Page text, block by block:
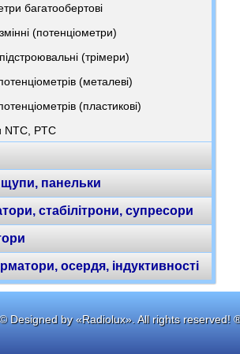
багатообертові
(потенціометри)
(трімери)
(металеві)
(пластикові)
NTC, PTC
панельки
стабілітрони, супресори
осердя, індуктивності
Designed by «Radiolux». All rights reserved!